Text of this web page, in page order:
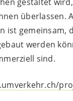
überlassen.
ist gemeinsam,
werden
sind.